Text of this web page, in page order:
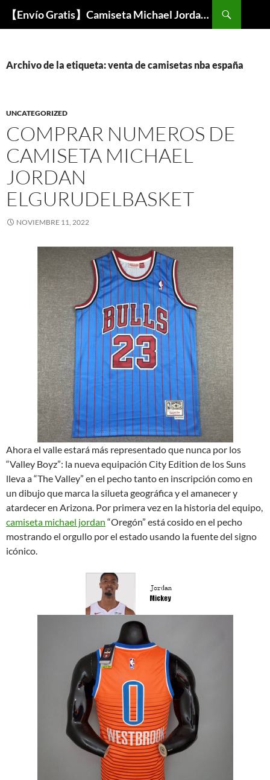
【Envío Gratis】Camiseta Michael Jordan NBA Barata
Buscar
Archivo de la etiqueta: venta de camisetas nba españa
UNCATEGORIZED
COMPRAR NUMEROS DE
CAMISETA MICHAEL
JORDAN
ELGURUDELBASKET
NOVIEMBRE 11, 2022
Ahora el valle estará más representado que nunca por los
“Valley Boyz”: la nueva equipación City Edition de los Suns
lleva a “The Valley” en el pecho tanto en inscripción como en
un dibujo que marca la silueta geográfica y el amanecer y
atardecer en Arizona. Por primera vez en la historia del equipo,
camiseta michael jordan “Oregón” está cosido en el pecho
mostrando el orgullo por el estado usando la fuente del signo
icónico.